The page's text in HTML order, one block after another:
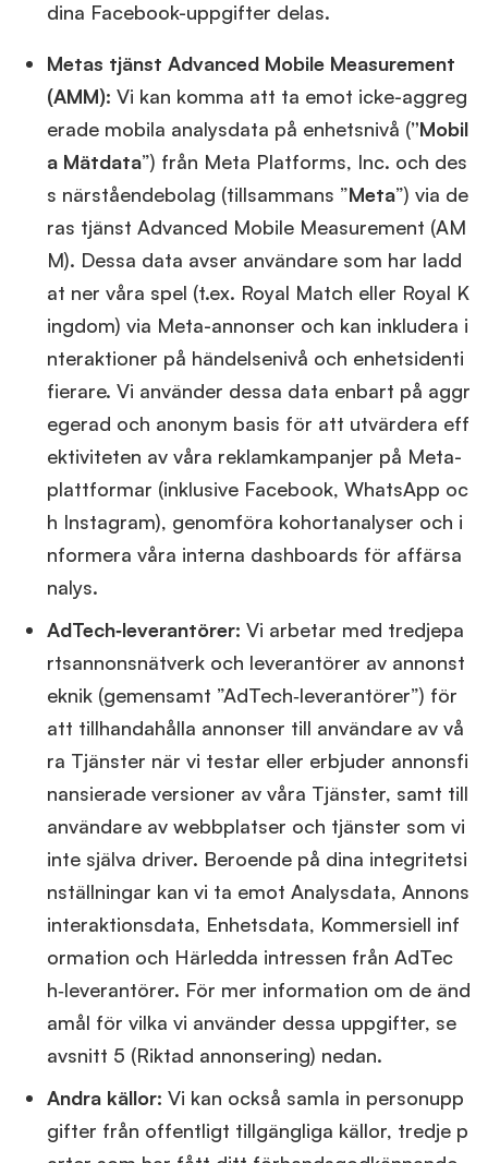
dina Facebook-uppgifter delas.
Metas tjänst Advanced Mobile Measurement
(AMM): Vi kan komma att ta emot icke-aggreg
erade mobila analysdata på enhetsnivå (”Mobil
a Mätdata”) från Meta Platforms, Inc. och des
s närståendebolag (tillsammans ”Meta”) via de
ras tjänst Advanced Mobile Measurement (AM
M). Dessa data avser användare som har ladd
at ner våra spel (t.ex. Royal Match eller Royal K
ingdom) via Meta-annonser och kan inkludera i
nteraktioner på händelsenivå och enhetsidenti
fierare. Vi använder dessa data enbart på aggr
egerad och anonym basis för att utvärdera eff
ektiviteten av våra reklamkampanjer på Meta-
plattformar (inklusive Facebook, WhatsApp oc
h Instagram), genomföra kohortanalyser och i
nformera våra interna dashboards för affärsa
nalys.
AdTech‑leverantörer: Vi arbetar med tredjepa
rtsannonsnätverk och leverantörer av annonst
eknik (gemensamt ”AdTech‑leverantörer”) för
att tillhandahålla annonser till användare av vå
ra Tjänster när vi testar eller erbjuder annonsfi
nansierade versioner av våra Tjänster, samt till
användare av webbplatser och tjänster som vi
inte själva driver. Beroende på dina integritetsi
nställningar kan vi ta emot Analysdata, Annons
interaktionsdata, Enhetsdata, Kommersiell inf
ormation och Härledda intressen från AdTec
h‑leverantörer. För mer information om de änd
amål för vilka vi använder dessa uppgifter, se
avsnitt 5 (Riktad annonsering) nedan.
Andra källor: Vi kan också samla in personupp
gifter från offentligt tillgängliga källor, tredje p